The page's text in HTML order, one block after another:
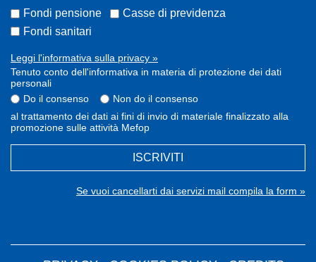
Fondi pensione
Casse di previdenza
Fondi sanitari
Leggi l'informativa sulla privacy »
Tenuto conto dell'informativa in materia di protezione dei dati
personali
Do il consenso
Non do il consenso
al trattamento dei dati ai fini di invio di materiale finalizzato alla
promozione sulle attività Mefop
ISCRIVITI
Se vuoi cancellarti dai servizi mail compila la form »